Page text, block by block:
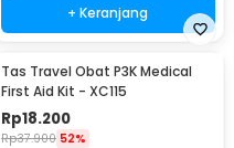
+ Keranjang
Tas Travel Obat P3K Medical
First Aid Kit - XC115
Rp18.200
Rp37.900 52%